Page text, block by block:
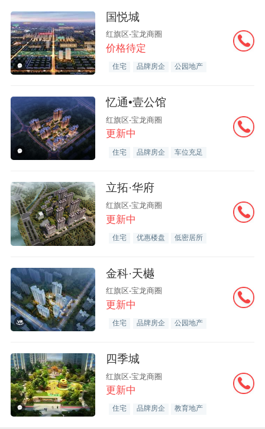
国悦城
红旗区-宝龙商圈
价格待定
住宅 品牌房企 公园地产
忆通•壹公馆
红旗区-宝龙商圈
更新中
住宅 品牌房企 车位充足
立拓·华府
红旗区-宝龙商圈
更新中
住宅 优惠楼盘 低密居所
金科·天樾
红旗区-宝龙商圈
更新中
住宅 品牌房企 公园地产
四季城
红旗区-宝龙商圈
更新中
住宅 品牌房企 教育地产